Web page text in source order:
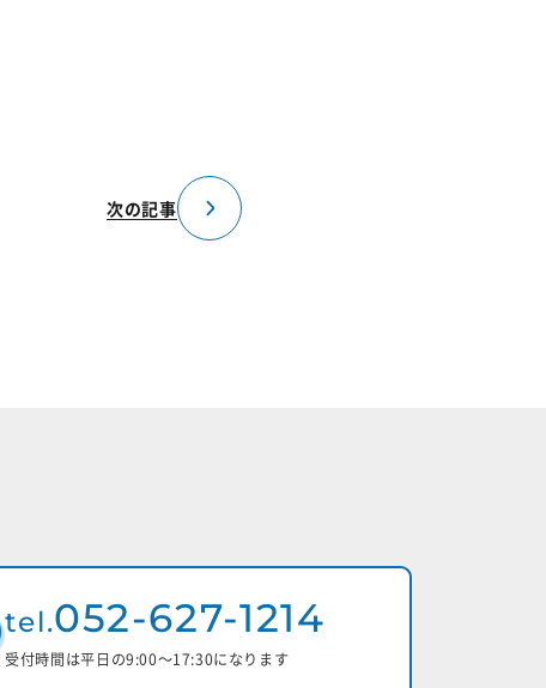
次の記事
tel.052-627-1214
受付時間は平日の9:00〜17:30になります